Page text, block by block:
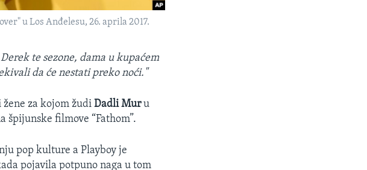
u Los Anđelesu, 26. aprila 2017.
te sezone, dama u kupaćem
da će nestati preko noći."
žene za kojom žudiDadli Muru
špijunske filmove “Fathom”.
pop kulture a Playboy je
pojavila potpuno naga u tom